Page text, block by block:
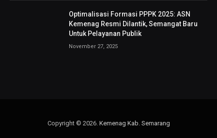
Optimalisasi Formasi PPPK 2025: ASN
Kemenag Resmi Dilantik, Semangat Baru
Untuk Pelayanan Publik
November 27, 2025
Copyright © 2026. Kemenag Kab. Semarang